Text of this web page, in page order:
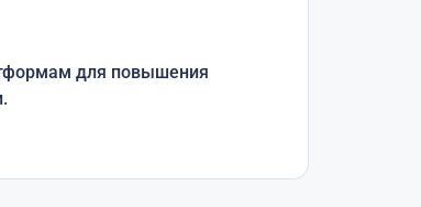
для повышения